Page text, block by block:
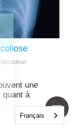
une
quant à
Français